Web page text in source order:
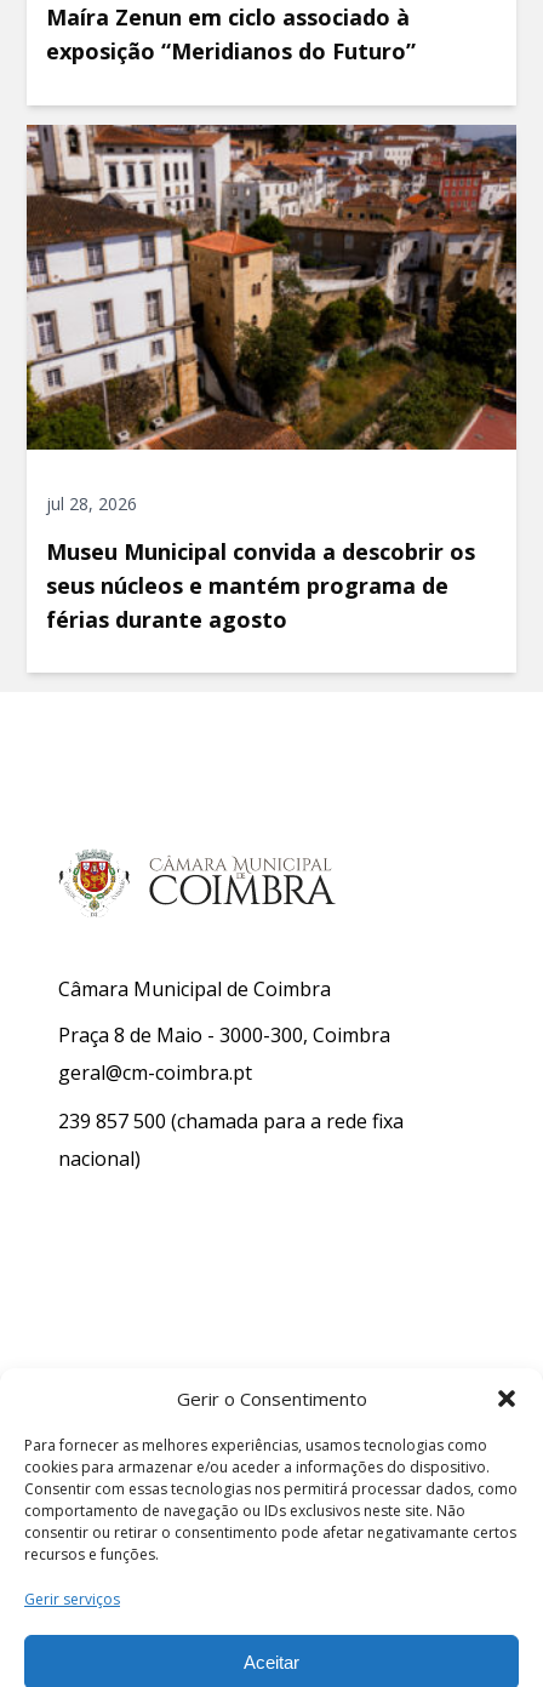
Gerir o Consentimento
Para fornecer as melhores experiências, usamos tecnologias como
cookies para armazenar e/ou aceder a informações do dispositivo.
Consentir com essas tecnologias nos permitirá processar dados, como
comportamento de navegação ou IDs exclusivos neste site. Não
consentir ou retirar o consentimento pode afetar negativamante certos
recursos e funções.
Gerir serviços
Aceitar
Maíra Zenun em ciclo associado à
exposição “Meridianos do Futuro”
jul 28, 2026
Museu Municipal convida a descobrir os
seus núcleos e mantém programa de
férias durante agosto
Câmara Municipal de Coimbra
Praça 8 de Maio - 3000-300, Coimbra
geral@cm-coimbra.pt
239 857 500 (chamada para a rede fixa
nacional)
Termos e Condições